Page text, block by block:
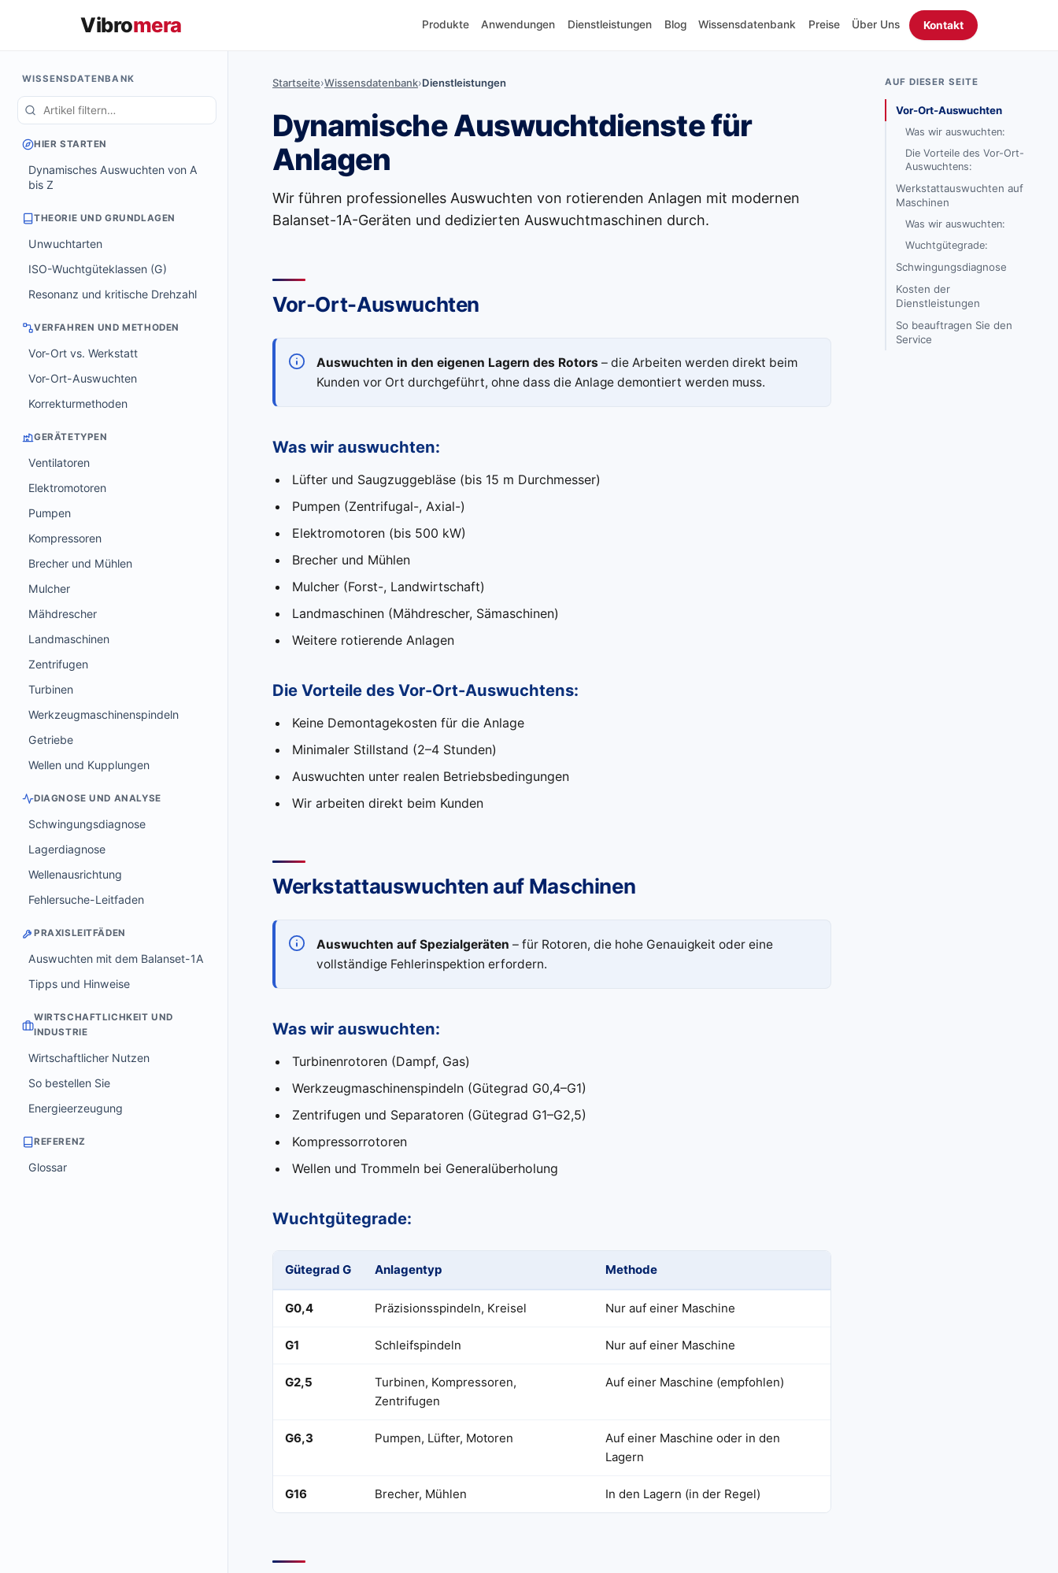
Vibromera Produkte Anwendungen Dienstleistungen Blog Wissensdatenbank Preise Über Uns Kontakt
WISSENSDATENBANK
HIER STARTEN
Dynamisches Auswuchten von A
bis Z
THEORIE UND GRUNDLAGEN
Unwuchtarten
ISO-Wuchtgüteklassen (G)
Resonanz und kritische Drehzahl
VERFAHREN UND METHODEN
Vor-Ort vs. Werkstatt
Vor-Ort-Auswuchten
Korrekturmethoden
GERÄTETYPEN
Ventilatoren
Elektromotoren
Pumpen
Kompressoren
Brecher und Mühlen
Mulcher
Mähdrescher
Landmaschinen
Zentrifugen
Turbinen
Werkzeugmaschinenspindeln
Getriebe
Wellen und Kupplungen
DIAGNOSE UND ANALYSE
Schwingungsdiagnose
Lagerdiagnose
Wellenausrichtung
Fehlersuche-Leitfaden
PRAXISLEITFÄDEN
Auswuchten mit dem Balanset-1A
Tipps und Hinweise
WIRTSCHAFTLICHKEIT UND
INDUSTRIE
Wirtschaftlicher Nutzen
So bestellen Sie
Energieerzeugung
REFERENZ
Glossar
Startseite›Wissensdatenbank›Dienstleistungen
Dynamische Auswuchtdienste für
Anlagen
Wir führen professionelles Auswuchten von rotierenden Anlagen mit modernen
Balanset-1A-Geräten und dedizierten Auswuchtmaschinen durch.
Vor-Ort-Auswuchten
Auswuchten in den eigenen Lagern des Rotors – die Arbeiten werden direkt beim
Kunden vor Ort durchgeführt, ohne dass die Anlage demontiert werden muss.
Was wir auswuchten:
Lüfter und Saugzuggebläse (bis 15 m Durchmesser)
Pumpen (Zentrifugal-, Axial-)
Elektromotoren (bis 500 kW)
Brecher und Mühlen
Mulcher (Forst-, Landwirtschaft)
Landmaschinen (Mähdrescher, Sämaschinen)
Weitere rotierende Anlagen
Die Vorteile des Vor-Ort-Auswuchtens:
Keine Demontagekosten für die Anlage
Minimaler Stillstand (2–4 Stunden)
Auswuchten unter realen Betriebsbedingungen
Wir arbeiten direkt beim Kunden
Werkstattauswuchten auf Maschinen
Auswuchten auf Spezialgeräten – für Rotoren, die hohe Genauigkeit oder eine
vollständige Fehlerinspektion erfordern.
Was wir auswuchten:
Turbinenrotoren (Dampf, Gas)
Werkzeugmaschinenspindeln (Gütegrad G0,4–G1)
Zentrifugen und Separatoren (Gütegrad G1–G2,5)
Kompressorrotoren
Wellen und Trommeln bei Generalüberholung
Wuchtgütegrade:
Gütegrad G Anlagentyp Methode
G0,4 Präzisionsspindeln, Kreisel Nur auf einer Maschine
G1 Schleifspindeln Nur auf einer Maschine
G2,5
Turbinen, Kompressoren,
Zentrifugen
Auf einer Maschine (empfohlen)
G6,3 Pumpen, Lüfter, Motoren
Auf einer Maschine oder in den
Lagern
G16 Brecher, Mühlen In den Lagern (in der Regel)
AUF DIESER SEITE
Vor-Ort-Auswuchten
Was wir auswuchten:
Die Vorteile des Vor-Ort-
Auswuchtens:
Werkstattauswuchten auf
Maschinen
Was wir auswuchten:
Wuchtgütegrade:
Schwingungsdiagnose
Kosten der
Dienstleistungen
So beauftragen Sie den
Service